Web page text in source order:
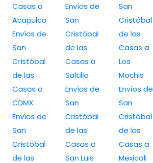
Casas a
Acapulco
Envíos de
San
Cristóbal
de las
Casas a
CDMX
Envíos de
San
Cristóbal
de las
Envíos de
San
Cristóbal
de las
Casas a
Saltillo
Envíos de
San
Cristóbal
de las
Casas a
San Luis
San
Cristóbal
de las
Casas a
Los
Mochis
Envíos de
San
Cristóbal
de las
Casas a
Mexicali